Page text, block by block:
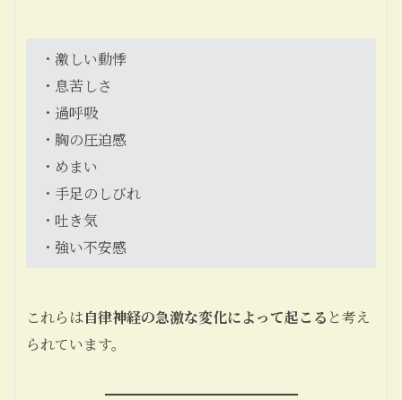
・激しい動悸
・息苦しさ
・過呼吸
・胸の圧迫感
・めまい
・手足のしびれ
・吐き気
・強い不安感
これらは自律神経の急激な変化によって起こる と考え
られています。